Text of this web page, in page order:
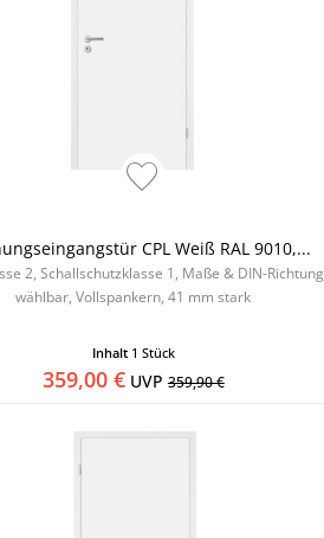
CPL Weiß RAL 9010,...
2, Schallschutzklasse 1, Maße & DIN-Richtung
wählbar, Vollspankern, 41 mm stark
Inhalt 1 Stück
359,00 €UVP359,90 €